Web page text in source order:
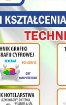
2021. All rights